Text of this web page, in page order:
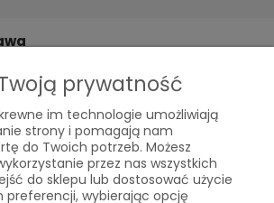
prywatność
im technologie umożliwiają
strony i pomagają nam
do Twoich potrzeb. Możesz
przez nas wszystkich
do sklepu lub dostosować użycie
preferencji, wybierając opcję